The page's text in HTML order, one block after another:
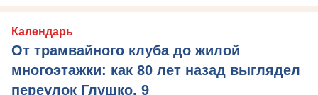
Календарь
От трамвайного клуба до жилой
многоэтажки: как 80 лет назад выглядел
переулок Глушко, 9